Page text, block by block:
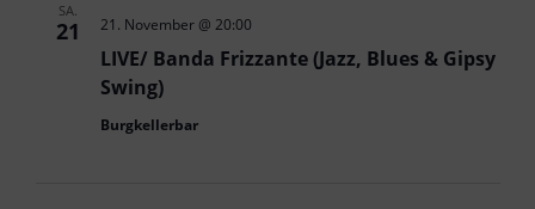
SA.
21
LIVE/ Banda Frizzante (Jazz, Blues & Gipsy
Swing)
21. November @ 20:00
Burgkellerbar